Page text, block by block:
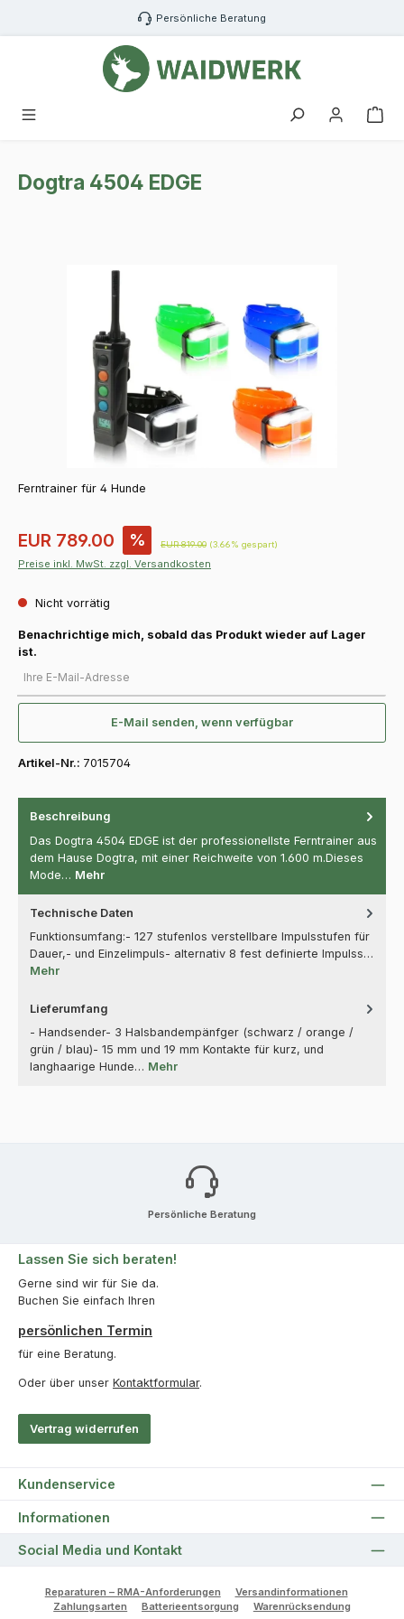
Zum Hauptinhalt springen Persönliche Beratung
Dogtra 4504 EDGE
Bildergalerie überspringen
Ferntrainer für 4 Hunde
Verkaufspreis:
EUR 789.00 % Regulärer Preis:
EUR 819.00 (3.66% gespart)
Preise inkl. MwSt. zzgl. Versandkosten
Nicht vorrätig
Benachrichtige mich, sobald das Produkt wieder auf Lager
ist.
E-Mail senden, wenn verfügbar
Artikel-Nr.: 7015704
Beschreibung
Das Dogtra 4504 EDGE ist der professionellste Ferntrainer aus
dem Hause Dogtra, mit einer Reichweite von 1.600 m.Dieses
Mode… Mehr
Technische Daten
Funktionsumfang:- 127 stufenlos verstellbare Impulsstufen für
Dauer,- und Einzelimpuls- alternativ 8 fest definierte Impulss…
Mehr
Lieferumfang
- Handsender- 3 Halsbandempänfger (schwarz / orange /
grün / blau)- 15 mm und 19 mm Kontakte für kurz, und
langhaarige Hunde… Mehr
Persönliche Beratung
Lassen Sie sich beraten!
Gerne sind wir für Sie da.
Buchen Sie einfach Ihren
persönlichen Termin
für eine Beratung.
Oder über unser Kontaktformular.
Vertrag widerrufen
Kundenservice
Informationen
Social Media und Kontakt
Reparaturen – RMA-Anforderungen
Versandinformationen
Zahlungsarten
Batterieentsorgung Warenrücksendung